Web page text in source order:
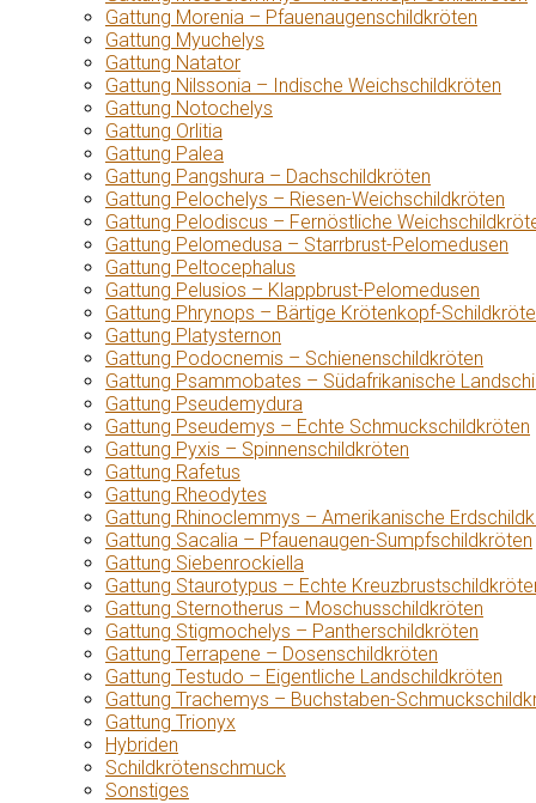
Gattung Morenia – Pfauenaugenschildkröten
Gattung Myuchelys
Gattung Natator
Gattung Nilssonia – Indische Weichschildkröten
Gattung Notochelys
Gattung Orlitia
Gattung Palea
Gattung Pangshura – Dachschildkröten
Gattung Pelochelys – Riesen-Weichschildkröten
Gattung Pelodiscus – Fernöstliche
Gattung Pelomedusa – Starrbrust-Pelomedusen
Gattung Peltocephalus
Gattung Pelusios – Klappbrust-Pelomedusen
Gattung Phrynops – Bärtige Krötenkopf-
Gattung Platysternon
Gattung Podocnemis – Schienenschildkröten
Gattung Psammobates – Südafrikanische
Gattung Pseudemydura
Gattung Pseudemys – Echte Schmuckschildkröten
Gattung Pyxis – Spinnenschildkröten
Gattung Rafetus
Gattung Rheodytes
Gattung Rhinoclemmys – Amerikanische
Gattung Sacalia – Pfauenaugen-Sumpfschildkröten
Gattung Siebenrockiella
Gattung Staurotypus – Echte
Gattung Sternotherus – Moschusschildkröten
Gattung Stigmochelys – Pantherschildkröten
Gattung Terrapene – Dosenschildkröten
Gattung Testudo – Eigentliche Landschildkröten
Gattung Trachemys – Buchstaben-
Gattung Trionyx
Hybriden
Schildkrötenschmuck
Sonstiges